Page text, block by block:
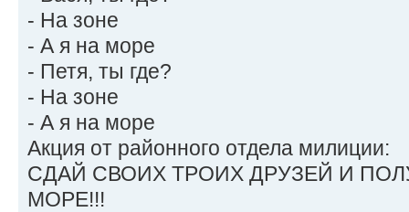
- На зоне
- А я на море
- Петя, ты где?
- На зоне
- А я на море
Акция от районного отдела милиции:
СДАЙ СВОИХ ТРОИХ ДРУЗЕЙ И
МОРЕ!!!